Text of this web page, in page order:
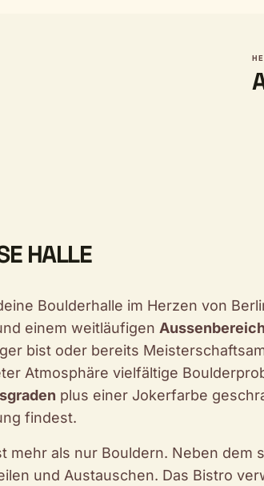
HALLE
Boulderhalle im Herzen von
einem weitläufigen Aussenbereich
bist oder bereits
Atmosphäre vielfältige
plus einer Jokerfarbe
findest.
mehr als nur Bouldern. Neben dem
und Austauschen. Das Bistro